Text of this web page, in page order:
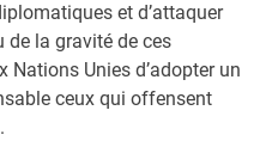
et d’attaquer
la gravité de ces
Nations Unies d’adopter un
ceux qui offensent